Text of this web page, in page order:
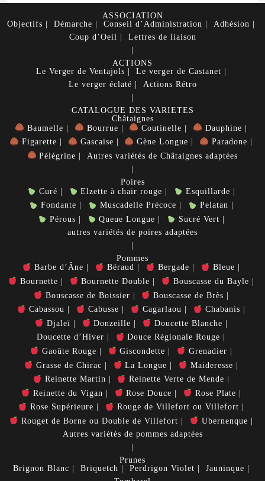
ASSOCIATION
Objectifs
Démarche Conseil d’Administration
Adhésion
Coup d’Oeil
Lettres de liaison
ACTIONS
Le Verger de Ventajols
Le verger de Castanet
Le verger éclaté
Actions Rétro
CATALOGUE DES VARIETES
Châtaignes
Baumelle
Bourrue Coutinelle
Dauphine
Figarette
Gascaise Gène Longue
Paradone
Pélégrine
Autres variétés de Châtaignes adaptées
Poires
Curé
Elzette à chair rouge
Esquillarde
Fondante
Muscadelle Précoce
Pelatan
Pérous
Queue Longue
Sucré Vert
autres variétés de poires adaptées
Pommes
Barbe d’Âne
Béraud Bergade
Bleue
Bournette
Bournette Double
Bouscasse du Bayle
Bouscasse de Boissier
Bouscasse de Brès
Cabassou
Cabusse Cagarlaou
Chabanis
Djaleï
Donzeille
Doucette Blanche
Doucette d’Hiver
Douce Régionale Rouge
Gaoûte Rouge
Giscondette
Grenadier
Grasse de Chirac
La Longue
Maideresse
Reinette Martin
Reinette Verte de Mende
Reinette du Vigan
Rose Douce
Rose Plate
Rose Supérieure
Rouge de Villefort ou Villefort
Rouget de Borne ou Double de Villefort
Ubernenque
Autres variétés de pommes adaptées
Prunes
Brignon Blanc
Briquetch Perdrigon Violet
Jauninque